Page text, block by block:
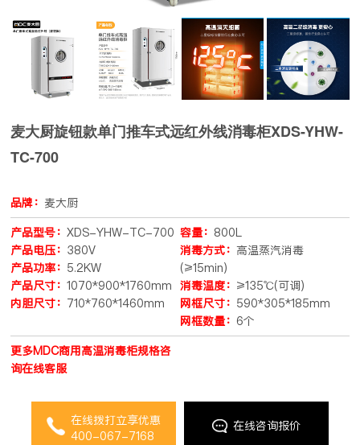
麦大厨旋钮款单门推车式远红外线消毒柜XDS-YHW-
TC-700
品牌： 麦大厨
产品型号：XDS-YHW-TC-700
产品电压： 380V
产品功率： 5.2KW
产品尺寸：1070*900*1760mm
内胆尺寸： 710*760*1460mm
容量： 800L
消毒方式： 高温蒸汽消毒
(≥15min)
消毒温度： ≥135℃(可调)
网框尺寸： 590*305*185mm
网框数量： 6个
更多MDC商用高温消毒柜规格咨
询在线客服
在线拨打立享优惠
400-067-7168
在线咨询报价